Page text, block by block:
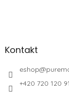
Kontakt
eshop@
+420 720 120